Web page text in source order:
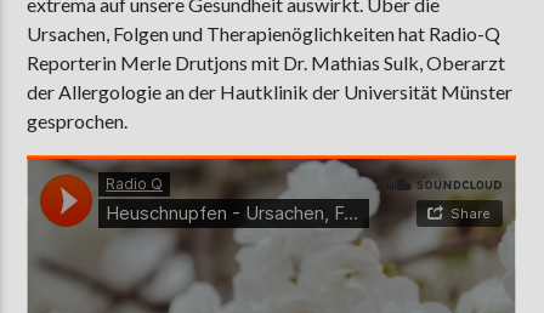
AKTUELLE SENDUNG
MOEBIUS
00:00 18:00
ZU HÖREN INMünster 90,9 MHz 103,9 MHz
Ursachen, Folgen und Therapienöglichkeiten hat Radio-Q
Reporterin Merle Drutjons mit Dr. Mathias Sulk, Oberarzt
der Allergologie an der Hautklinik der Universität Münster
gesprochen.